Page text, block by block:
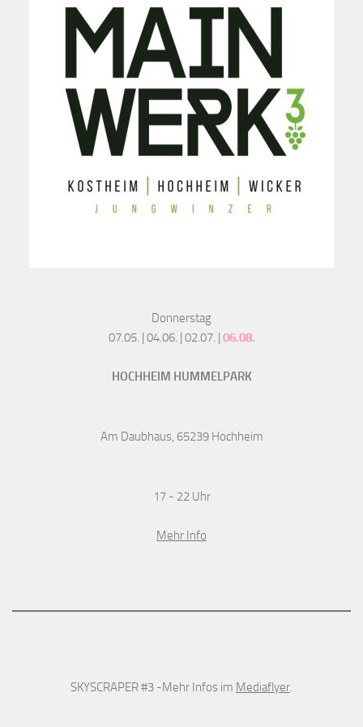
Donnerstag
07.05. | 04.06. | 02.07. | 06.08.
HOCHHEIM HUMMELPARK
Am Daubhaus, 65239 Hochheim
17 - 22 Uhr
Mehr Info
SKYSCRAPER #3 -Mehr Infos im Mediaflyer